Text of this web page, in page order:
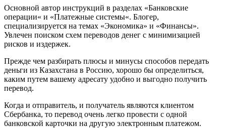
Если
я
в
России
•
По
номеру
карты
Основной автор инструкций в разделах «Банковские
операции« и «Платежные системы«. Блогер,
специализируется на темах «Экономика» и «Финансы».
Увлечен поиском схем переводов денег с минимизацией
рисков и издержек.
Прежде чем разбирать плюсы и минусы способов передать
деньги из Казахстана в Россию, хорошо бы определиться,
каким путем вашему адресату удобно и выгодно получить
перевод.
Когда и отправитель, и получатель являются клиентом
Сбербанка, то перевод очень легко провести с одной
банковской карточки на другую электронным платежом.